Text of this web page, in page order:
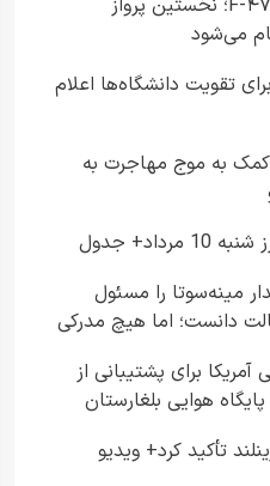
جنگنده نسل ششم آمریکا F-۴۷؛ نخستین پرواز
تقویت دانشگاه‌ها اعلام
به موج مهاجرت به
جدول
مینه‌سوتا را مسئول
دانست؛ اما هیچ مدرکی
برای پشتیبانی از
هوایی بلغارستان
تأکید کرد+ ویدیو